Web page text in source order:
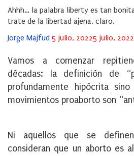
Ahhh… la palabra liberty es tan
trate de la libertad ajena, claro.
Jorge Majfud Posted
5 julio, 20225 julio, 2022
Vamos a comenzar
décadas: la definición de
profundamente hipócrita
movimientos proaborto son
Ni aquellos que se
consideran que un aborto es